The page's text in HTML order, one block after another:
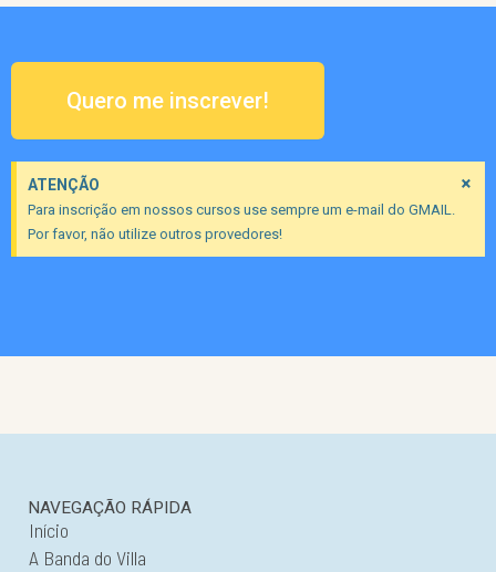
Quero me inscrever!
ATENÇÃO
Para inscrição em nossos cursos use sempre um e-mail do GMAIL.
Por favor, não utilize outros provedores!
×
NAVEGAÇÃO RÁPIDA
Início
A Banda do Villa